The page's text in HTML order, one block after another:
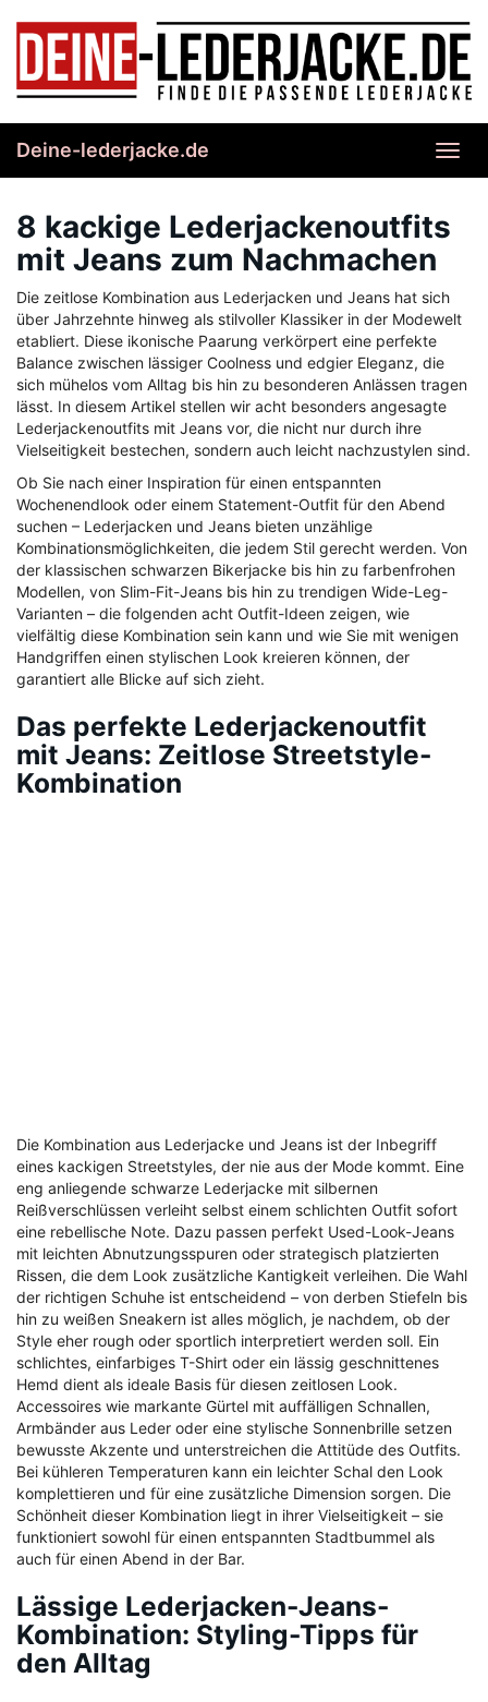
content
Deine-lederjacke.de
8 kackige Lederjackenoutfits
mit Jeans zum Nachmachen
Die zeitlose Kombination aus Lederjacken und Jeans hat sich
über Jahrzehnte hinweg als stilvoller Klassiker in der Modewelt
etabliert. Diese ikonische Paarung verkörpert eine perfekte
Balance zwischen lässiger Coolness und edgier Eleganz, die
sich mühelos vom Alltag bis hin zu besonderen Anlässen tragen
lässt. In diesem Artikel stellen wir acht besonders angesagte
Lederjackenoutfits mit Jeans vor, die nicht nur durch ihre
Vielseitigkeit bestechen, sondern auch leicht nachzustylen sind.
Ob Sie nach einer Inspiration für einen entspannten
Wochenendlook oder einem Statement-Outfit für den Abend
suchen – Lederjacken und Jeans bieten unzählige
Kombinationsmöglichkeiten, die jedem Stil gerecht werden. Von
der klassischen schwarzen Bikerjacke bis hin zu farbenfrohen
Modellen, von Slim-Fit-Jeans bis hin zu trendigen Wide-Leg-
Varianten – die folgenden acht Outfit-Ideen zeigen, wie
vielfältig diese Kombination sein kann und wie Sie mit wenigen
Handgriffen einen stylischen Look kreieren können, der
garantiert alle Blicke auf sich zieht.
Das perfekte Lederjackenoutfit
mit Jeans: Zeitlose Streetstyle-
Kombination
Die Kombination aus Lederjacke und Jeans ist der Inbegriff
eines kackigen Streetstyles, der nie aus der Mode kommt. Eine
eng anliegende schwarze Lederjacke mit silbernen
Reißverschlüssen verleiht selbst einem schlichten Outfit sofort
eine rebellische Note. Dazu passen perfekt Used-Look-Jeans
mit leichten Abnutzungsspuren oder strategisch platzierten
Rissen, die dem Look zusätzliche Kantigkeit verleihen. Die Wahl
der richtigen Schuhe ist entscheidend – von derben Stiefeln bis
hin zu weißen Sneakern ist alles möglich, je nachdem, ob der
Style eher rough oder sportlich interpretiert werden soll. Ein
schlichtes, einfarbiges T-Shirt oder ein lässig geschnittenes
Hemd dient als ideale Basis für diesen zeitlosen Look.
Accessoires wie markante Gürtel mit auffälligen Schnallen,
Armbänder aus Leder oder eine stylische Sonnenbrille setzen
bewusste Akzente und unterstreichen die Attitüde des Outfits.
Bei kühleren Temperaturen kann ein leichter Schal den Look
komplettieren und für eine zusätzliche Dimension sorgen. Die
Schönheit dieser Kombination liegt in ihrer Vielseitigkeit – sie
funktioniert sowohl für einen entspannten Stadtbummel als
auch für einen Abend in der Bar.
Lässige Lederjacken-Jeans-
Kombination: Styling-Tipps für
den Alltag